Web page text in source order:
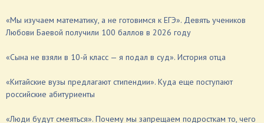
«Мы изучаем математику, а не готовимся к ЕГЭ». Девять учеников
Любови Баевой получили 100 баллов в 2026 году
«Сына не взяли в 10-й класс — я подал в суд». История отца
«Китайские вузы предлагают стипендии». Куда еще поступают
российские абитуриенты
«Люди будут смеяться». Почему мы запрещаем подросткам то, чего